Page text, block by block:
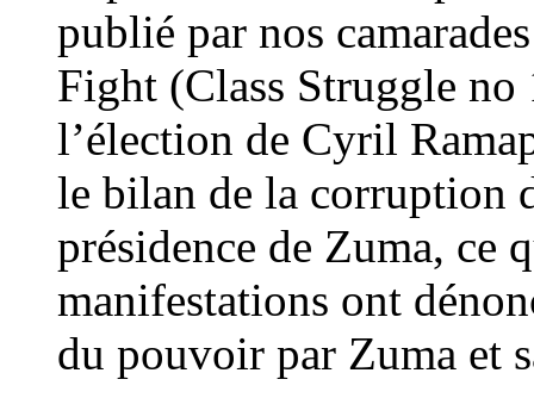
publié par nos
Fight (Class Struggle no
l’élection de Cyril
le bilan de la corruption
présidence de Zuma, ce
manifestations ont
du pouvoir par Zuma et